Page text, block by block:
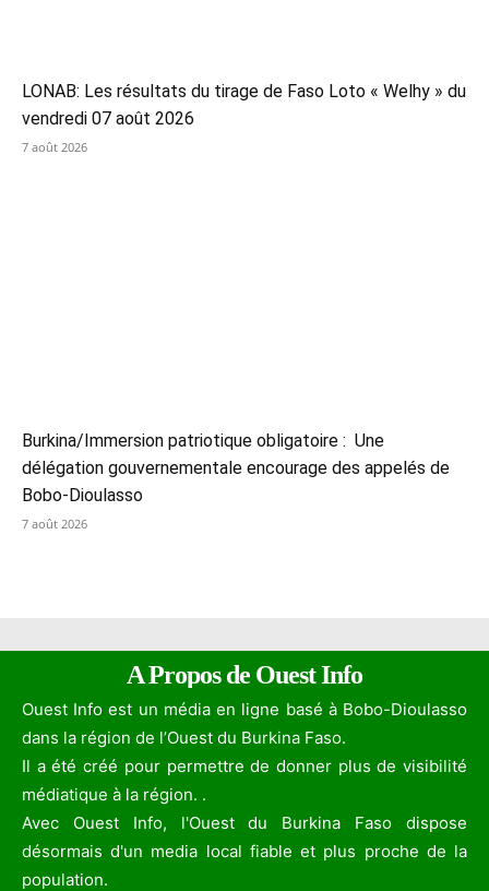
LONAB: Les résultats du tirage de Faso Loto « Welhy » du
vendredi 07 août 2026
7 août 2026
Burkina/Immersion patriotique obligatoire : Une
délégation gouvernementale encourage des appelés de
Bobo-Dioulasso
7 août 2026
A Propos de Ouest Info
Ouest Info est un média en ligne basé à Bobo-Dioulasso
dans la région de l’Ouest du Burkina Faso.
Il a été créé pour permettre de donner plus de visibilité
médiatique à la région. .
Avec Ouest Info, l'Ouest du Burkina Faso dispose
désormais d'un media local fiable et plus proche de la
population.